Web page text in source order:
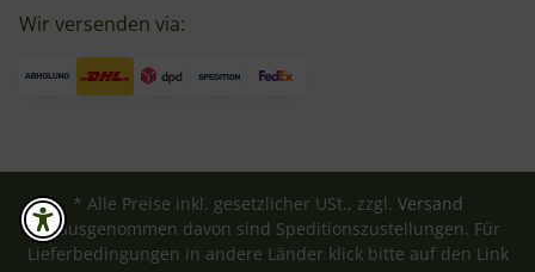
Wir versenden via:
* Alle Preise inkl. gesetzlicher USt., zzgl. Versand
** ausgenommen davon sind Speditionszustellungen. Für
Lieferbedingungen in andere Länder klick bitte auf den Link